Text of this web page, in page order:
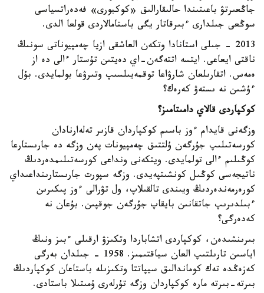
جاڭعىرتۋ باعىتىندا حالىقارالىق «كوكبورى» فەدەراتسياسى
سوڭعى جىلدارى ءبىرقاتار يگى باستامالاردى قولعا الدى.
2013 - جىلى استانادا وتكەن العاشقى ازيا چەمپيوناتى سونىڭ
ناقتى ايعاعى. ايتسە اتتەگەن-اي دەيتىن تۇستار ءالى دە از
ەمەس. اتقارىلعان شارۋاعا توقمەيىلسىپ وتىرۋعا بولمايدى. بۇل
ءۇشىن نە ىستەۋ كەرەك؟
كوكپاردى قالاي دامىتامىز؟
وزگەنى قايدام ءوز باسىم كوكپاردان قازىر تەلەارنادان
كورسەتىلىپ جۇرگەن ۇلتتىق چەمپيونات پەن وزگە دە جارىستارعا
كوڭىلىم ءالى تولمايدى. ويتكەنى ونداعى كورسەتىلىمدەردىڭ
ناتيجەسى كوڭىل كونشىتپەيدى. وزگە سپورت جارىستارىنداعىداي
كورەرمەندەردىڭ ويىندى تالقىلاپ، ول تۋرالى ءوز پىكىرىن
ءبىلدىرىپ جاتقانىن بايقاپ جۇرگەن جوقپىن. بۇعان نە
كەدەرگى؟
بىرىنشىدەن، كوكپاردى اتشاباردا وتكىزۋ ارقىلى ءبىز ونىڭ
اياسىن تارىلتىپ العان سياقتىمىز. 1958 - جىلدان بەرگى
كەزەڭدە تەك كوماندالىق سيپاتتا وتكىزىلە باستاعان كوكپاردىڭ
بىرتە-بىرتە مارە كوكپاردان وزگە تۇرلەرى ۇمىتىلا باستادى.